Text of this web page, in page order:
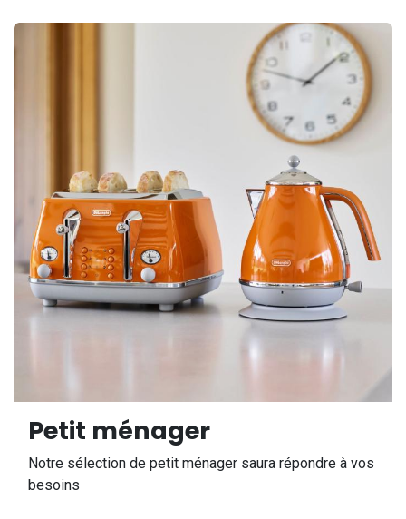
Petit ménager
Notre sélection de petit ménager saura répondre à vos
besoins